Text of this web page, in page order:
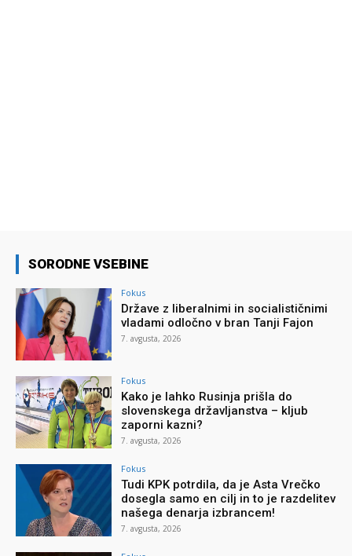
SORODNE VSEBINE
Fokus
Države z liberalnimi in socialističnimi
vladami odločno v bran Tanji Fajon
7. avgusta, 2026
Fokus
Kako je lahko Rusinja prišla do
slovenskega državljanstva – kljub
zaporni kazni?
7. avgusta, 2026
Fokus
Tudi KPK potrdila, da je Asta Vrečko
dosegla samo en cilj in to je razdelitev
našega denarja izbrancem!
7. avgusta, 2026